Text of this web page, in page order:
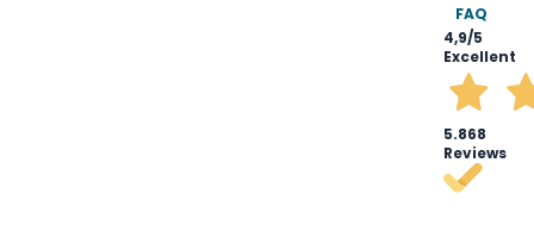
FAQ
4,9/5
Excellent
5.868
Reviews